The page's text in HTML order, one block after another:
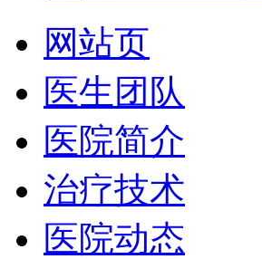
网站页
医生团队
医院简介
治疗技术
医院动态